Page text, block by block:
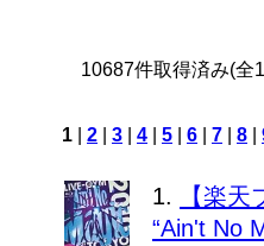
10687件取得済み(全
1 2 3 4 5 6 7 8
1.
【楽
“Ain't No